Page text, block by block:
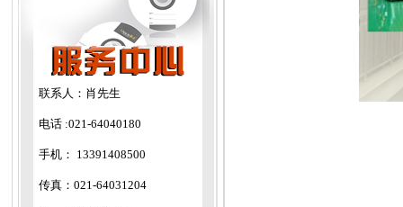
联系人：肖先生
电话 :021-64040180
手机： 13391408500
传真： 021-64031204